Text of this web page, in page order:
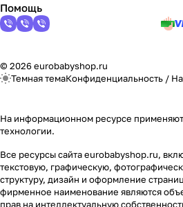
Помощь
© 2026 eurobabyshop.ru
Темная темаКонфиденциальность /
На информационном ресурсе
технологии.
Все ресурсы сайта eurobabyshop.ru,
текстовую, графическую,
структуру, дизайн и оформление
фирменное наименование являются
прав на интеллектуальную